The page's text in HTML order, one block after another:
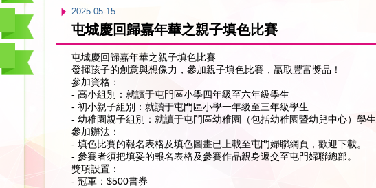
2025-05-15
屯城慶回歸嘉年華之親子填色比賽
屯城慶回歸嘉年華之親子填色比賽
發揮孩子的創意與想像力，參加親子填色比賽，贏取豐富獎品！
參加資格：
- 高小組別：就讀于屯門區小學四年級至六年級學生
- 初小親子組別：就讀于屯門區小學一年級至三年級學生
- 幼稚園親子組別：就讀于屯門區幼稚園（包括幼稚園暨幼兒中心）學生
參加辦法：
- 填色比賽的報名表格及填色圖畫已上載至屯門婦聯網頁，歡迎下載。
- 參賽者須把填妥的報名表格及參賽作品親身遞交至屯門婦聯總部。
獎項設置：
- 冠軍：$500書券